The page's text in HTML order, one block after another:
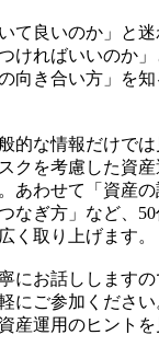
て良いのか」と
ければいいのか
向き合い方」を
的な情報だけで
クを考慮した資
あわせて「資産
なぎ方」など、
く取り上げます。
にお話しします
にご参加くださ
産運用のヒント